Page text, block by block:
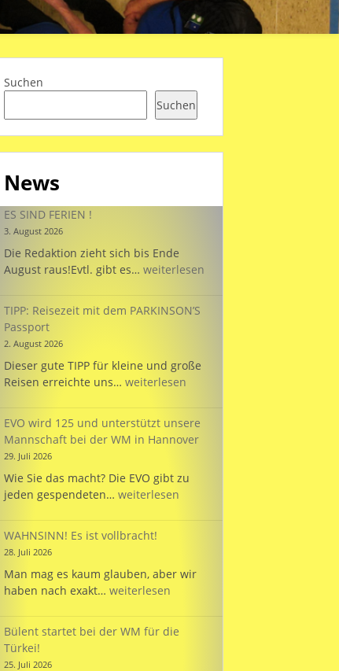
Suchen
Suchen
News
ES SIND FERIEN !
3. August 2026
Die Redaktion zieht sich bis Ende
August raus!Evtl. gibt es… ES
!
weiterlesen
TIPP: Reisezeit mit dem PARKINSON’S
Passport
2. August 2026
Dieser gute TIPP für kleine und große
Reisen erreichte uns… TIPP:
dem
PARKINSON’S
weiterlesen
EVO wird 125 und unterstützt unsere
Mannschaft bei der WM in Hannover
29. Juli 2026
Wie Sie das macht? Die EVO gibt zu
jeden gespendeten… EVO
und
unsere
Mannschaft
der
weiterlesen
WAHNSINN! Es ist vollbracht!
28. Juli 2026
Man mag es kaum glauben, aber wir
haben nach exakt… WAHNSINN!
vollbracht!
weiterlesen
Bülent startet bei der WM für die
Türkei!
25. Juli 2026